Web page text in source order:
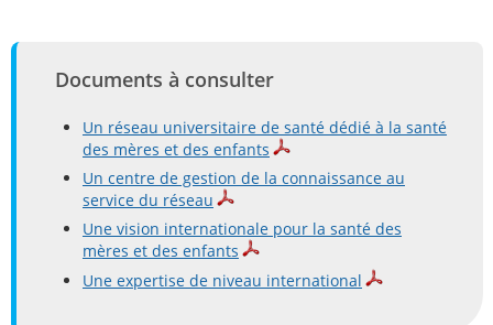
Documents à consulter
Un réseau universitaire de santé dédié à la santé
des mères et des enfants
Un centre de gestion de la connaissance au
service du réseau
Une vision internationale pour la santé des
mères et des enfants
Une expertise de niveau international